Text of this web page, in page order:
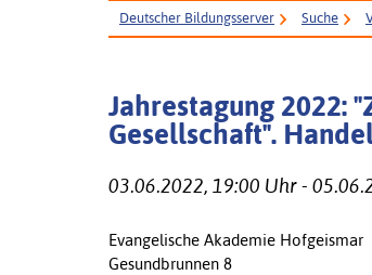
Deutscher Bildungsserver Suche
Jahrestagung 2022:
Gesellschaft".
03.06.2022, 19:00 Uhr -
Evangelische Akademie Hofgeismar
Gesundbrunnen 8